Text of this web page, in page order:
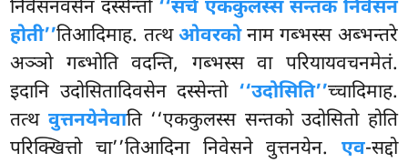
निवेसनवसेन दस्सेन्तो ‘‘सचे एककुलस्स सन्तकं निवेसनं
होती’’तिआदिमाह. तत्थओवरकोनाम गब्भस्स अब्भन्तरे
अञ्ञो गब्भोति वदन्ति, गब्भस्स वा परियायवचनमेतं.
इदानि उदोसितादिवसेन दस्सेन्तो ‘‘उदोसिति’’च्चादिमाह.
तत्थ वुत्तनयेनेवाति ‘‘एककुलस्स सन्तको उदोसितो होति
परिक्खित्तो चा’’तिआदिना निवेसने वुत्तनयेन. एव-सद्दो